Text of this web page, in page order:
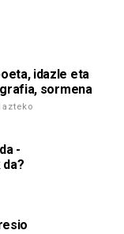
idazle eta
sormena
-